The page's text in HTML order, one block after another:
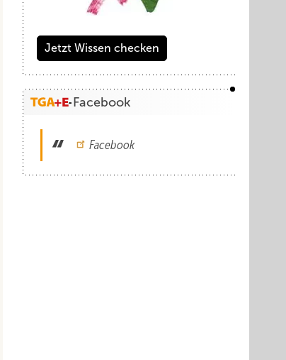
Jetzt Wissen checken
Facebook
Facebook